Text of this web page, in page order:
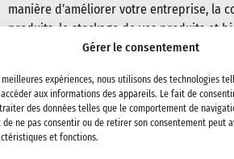
Gérer le consentement
expériences, nous utilisons des technologies
aux informations des appareils. Le fait de
des données telles que le comportement de
de ne pas consentir ou de retirer son consentement peut
et fonctions.
manière d’améliorer votre entreprise, la
produits, le stockage de vos produits et